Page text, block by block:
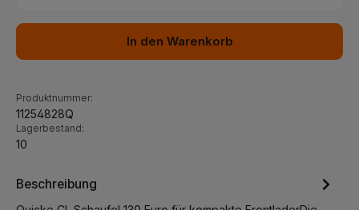
In den Warenkorb
Produktnummer:
11254828Q
Lagerbestand:
10
Beschreibung